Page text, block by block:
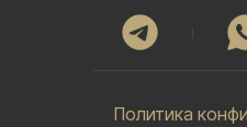
Политика